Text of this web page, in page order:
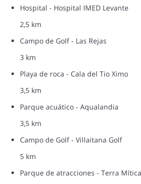
Hospital - Hospital IMED Levante
2,5 km
Campo de Golf - Las Rejas
3 km
Playa de roca - Cala del Tio Ximo
3,5 km
Parque acuático - Aqualandia
3,5 km
Campo de Golf - Villaitana Golf
5 km
Parque de atracciones - Terra Mítica